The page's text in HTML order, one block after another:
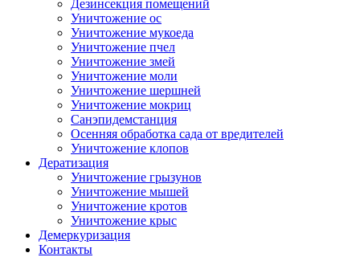
Дезинсекция помещений
Уничтожение ос
Уничтожение мукоеда
Уничтожение пчел
Уничтожение змей
Уничтожение моли
Уничтожение шершней
Уничтожение мокриц
Санэпидемстанция
Осенняя обработка сада от вредителей
Уничтожение клопов
Дератизация
Уничтожение грызунов
Уничтожение мышей
Уничтожение кротов
Уничтожение крыс
Демеркуризация
Контакты